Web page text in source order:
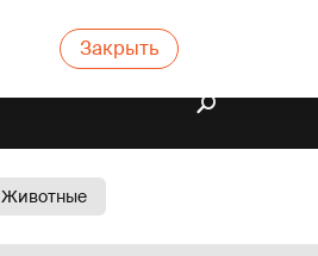
Закрыть
Животные